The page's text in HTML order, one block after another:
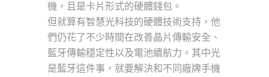
機，且是卡片形式的硬體錢包。
但就算有智慧光科技的硬體技術支持，他
們仍花了不少時間在改善晶片傳輸安全、
藍牙傳輸穩定性以及電池續航力。其中光
是藍牙這件事，就要解決和不同廠牌手機